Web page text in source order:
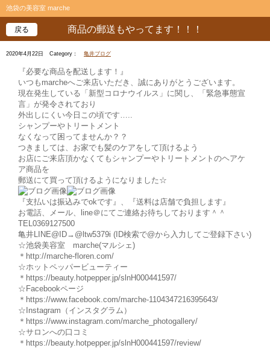
池袋の美容室 marche
商品の郵送もやってます！！！
戻る
2020年4月22日 Category： 亀井ブログ
『必要な商品を配送します！』
いつもmarcheへご来店いただき、誠にありがとうございます。
現在発生している「新型コロナウイルス」に関し、「緊急事態宣
言」が発令されており
外出しにくい今日この頃です…..
シャンプーやトリートメント
なくなって困ってませんか？？
つきましては、お家でも髪のケアをして頂けるよう
お店にご来店頂かなくてもシャンプーやトリートメントのヘアケ
ア商品を
郵送にて買って頂けるようになりました☆
『支払いは振込みでokです』、『送料は店舗で負担します』
お電話、メール、line＠にてご連絡お待ちしております＾＾
TEL0369127500
亀井LINE@ID→@ltw5379i (ID検索で@から入力してご登録下さい)
☆池袋美容室 marche(マルシェ)
＊http://marche-floren.com/
☆ホットペッパービューティー
＊https://beauty.hotpepper.jp/slnH000441597/
☆Facebookページ
＊https://www.facebook.com/marche-1104347216395643/
☆Instagram（インスタグラム）
＊https://www.instagram.com/marche_photogallery/
☆サロンへの口コミ
＊https://beauty.hotpepper.jp/slnH000441597/review/